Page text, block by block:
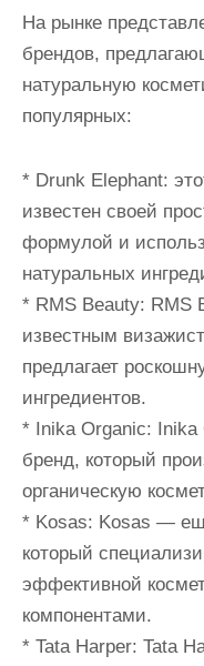
На рынке
брендов,
натуральную
популярных:
* Drunk Elephant:
известен своей
формулой и
натуральных
* RMS Beauty: RMS
известным
предлагает
ингредиентов.
* Inika Organic:
бренд, который
органическую
* Kosas: Kosas —
который
эффективной
компонентами.
* Tata Harper: Tata